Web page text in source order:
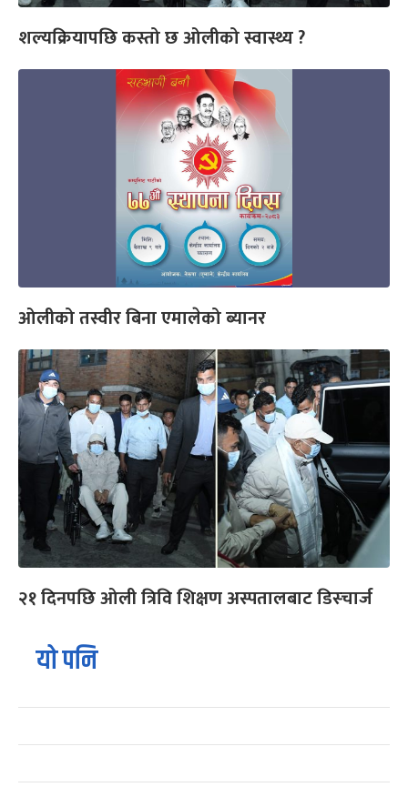
शल्यक्रियापछि कस्तो छ ओलीको स्वास्थ्य ?
ओलीको तस्वीर बिना एमालेको ब्यानर
२१ दिनपछि ओली त्रिवि शिक्षण अस्पतालबाट डिस्चार्ज
यो पनि